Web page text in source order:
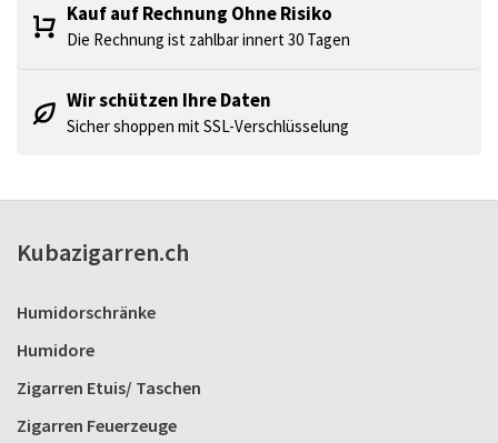
Kauf auf Rechnung Ohne Risiko
Die Rechnung ist zahlbar innert 30 Tagen
Wir schützen Ihre Daten
Sicher shoppen mit SSL-Verschlüsselung
Kubazigarren.ch
Humidorschränke
Humidore
Zigarren Etuis/ Taschen
Zigarren Feuerzeuge